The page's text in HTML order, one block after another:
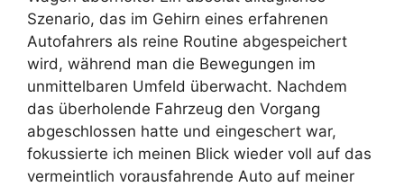
Szenario, das im Gehirn eines erfahrenen
Autofahrers als reine Routine abgespeichert
wird, während man die Bewegungen im
unmittelbaren Umfeld überwacht. Nachdem
das überholende Fahrzeug den Vorgang
abgeschlossen hatte und eingeschert war,
fokussierte ich meinen Blick wieder voll auf das
vermeintlich vorausfahrende Auto auf meiner